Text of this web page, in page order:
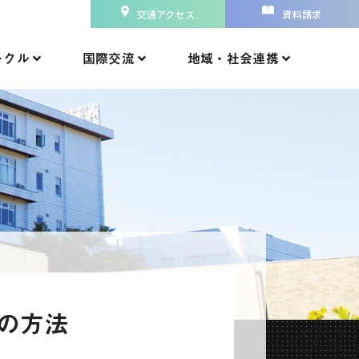
交通アクセス 資料請求
ル 国際交流 地域・社会連携
方法